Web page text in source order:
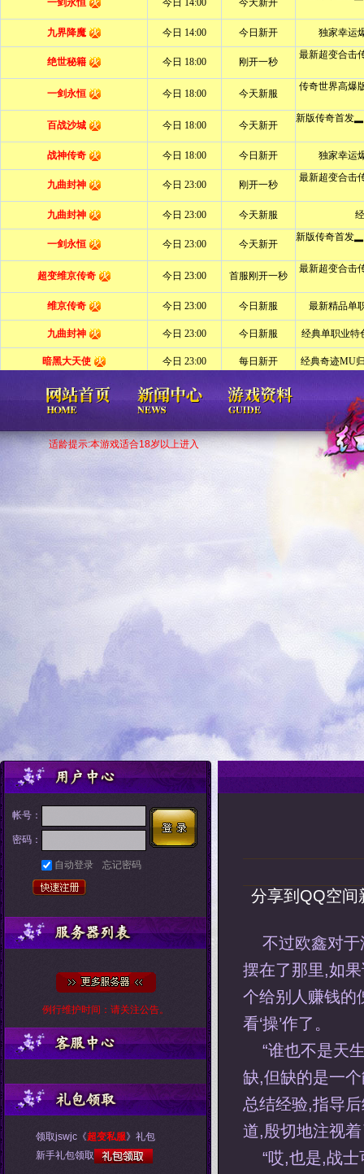
适龄提示:本游戏适合18岁以上进入
分享到 QQ空间
不过欧鑫对
摆在了那里,如
个给别人赚钱的
看‘操’作了。
“谁也不是天
缺,但缺的是一
总结经验,指导
道,殷切地注视
“哎,也是,战
帐号：
密码：
自动登录 忘记密码
例行维护时间：请关注公告。
领取jswjc《超变私服》礼包
新手礼包领取